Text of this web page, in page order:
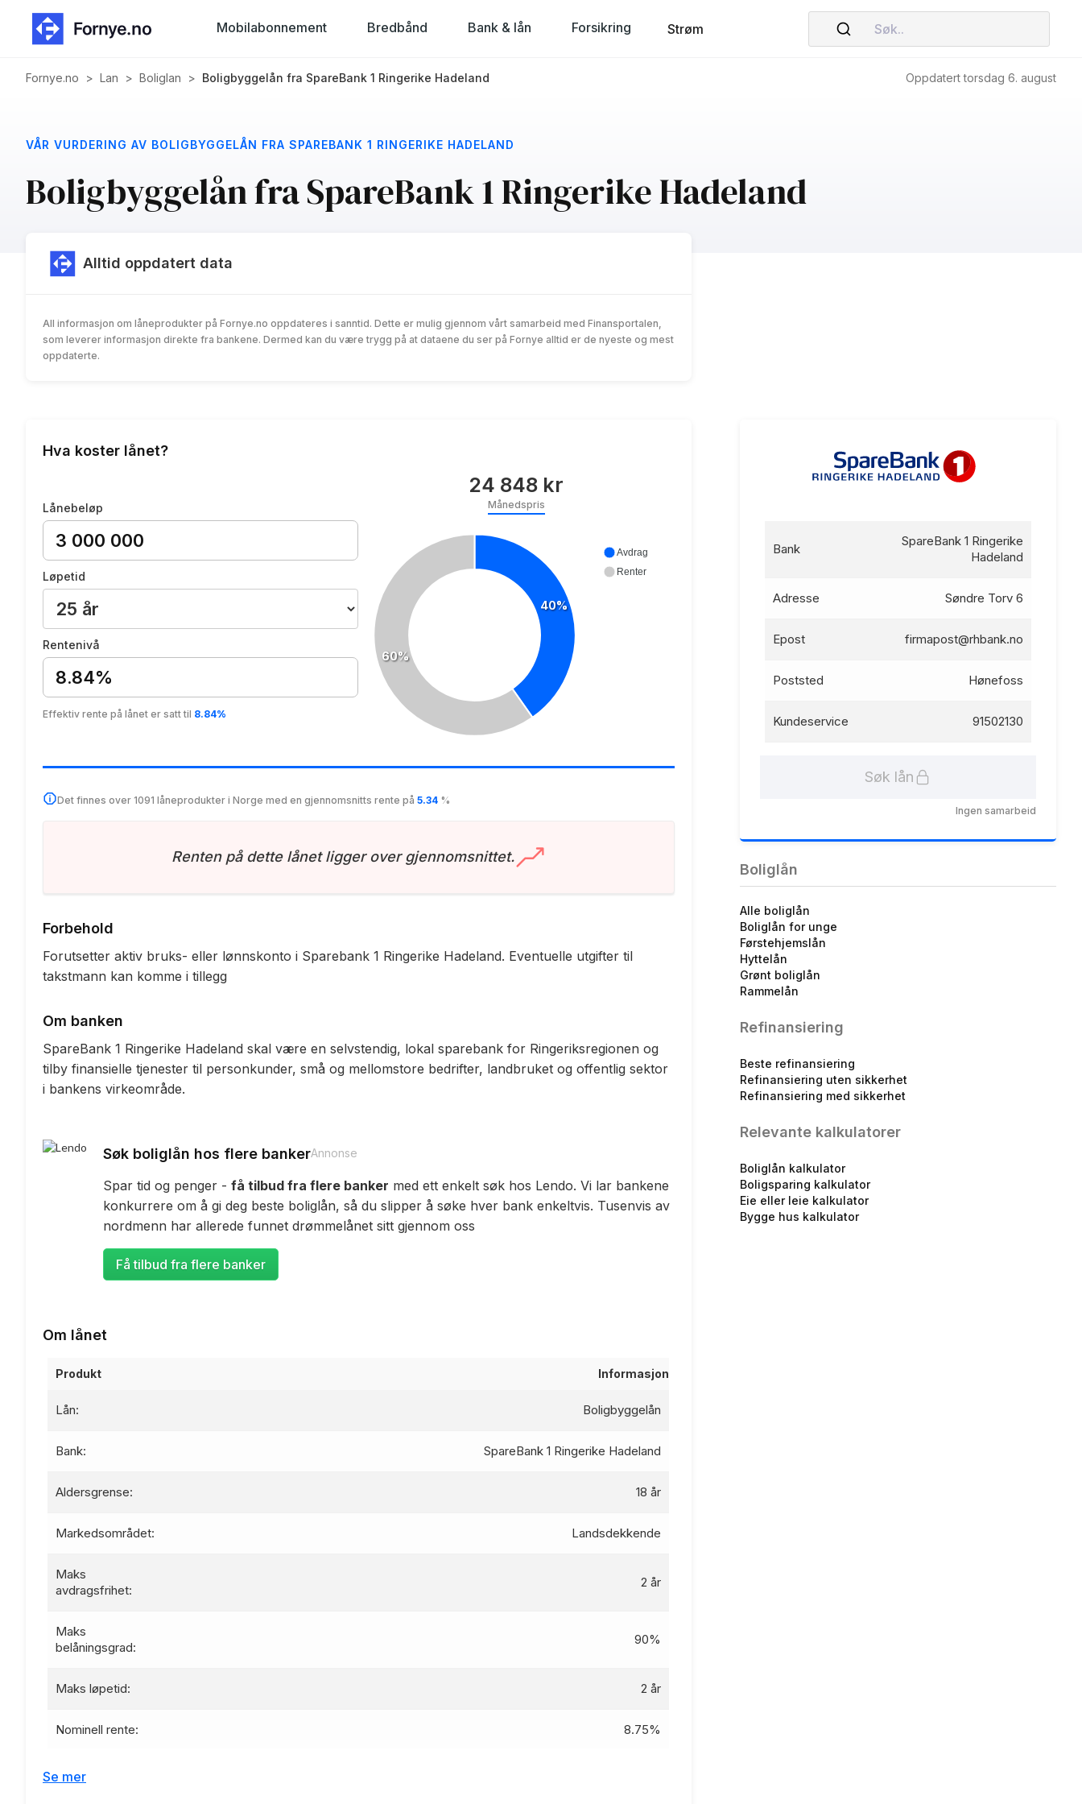
Mobilabonnement Bredbånd Bank & lån Forsikring Strøm Søk..
Fornye.no > Lan > Boliglan > Boligbyggelån fra SpareBank 1 Ringerike Hadeland Oppdatert torsdag 6. august
VÅR VURDERING AV BOLIGBYGGELÅN FRA SPAREBANK 1 RINGERIKE HADELAND
Boligbyggelån fra SpareBank 1 Ringerike Hadeland
Alltid oppdatert data
All informasjon om låneprodukter på Fornye.no oppdateres i sanntid. Dette er mulig gjennom vårt samarbeid med Finansportalen,
som leverer informasjon direkte fra bankene. Dermed kan du være trygg på at dataene du ser på Fornye alltid er de nyeste og mest
oppdaterte.
Hva koster lånet?
Lånebeløp
Løpetid
Rentenivå
8.84%
Effektiv rente på lånet er satt til 8.84%
24 848 kr
Månedspris
40%
60%
Avdrag
Renter
Det finnes over 1091 låneprodukter i Norge med en gjennomsnitts rente på 5.34 %
Renten på dette lånet ligger over gjennomsnittet.
Forbehold
Forutsetter aktiv bruks- eller lønnskonto i Sparebank 1 Ringerike Hadeland. Eventuelle utgifter til
takstmann kan komme i tillegg
Om banken
SpareBank 1 Ringerike Hadeland skal være en selvstendig, lokal sparebank for Ringeriksregionen og
tilby finansielle tjenester til personkunder, små og mellomstore bedrifter, landbruket og offentlig sektor
i bankens virkeområde.
Søk boliglån hos flere bankerAnnonse
Spar tid og penger -få tilbud fra flere banker med ett enkelt søk hos Lendo. Vi lar bankene
konkurrere om å gi deg beste boliglån, så du slipper å søke hver bank enkeltvis. Tusenvis av
nordmenn har allerede funnet drømmelånet sitt gjennom oss
Få tilbud fra flere banker
Om lånet
Produkt Informasjon
Lån: Boligbyggelån
Bank: SpareBank 1 Ringerike Hadeland
Aldersgrense: 18 år
Markedsområdet: Landsdekkende
Maks
avdragsfrihet:
2 år
Maks
belåningsgrad:
90%
Maks løpetid: 2 år
Nominell rente: 8.75%
Se mer
Bank
SpareBank 1 Ringerike
Hadeland
Adresse Søndre Torv 6
Epost firmapost@rhbank.no
Poststed Hønefoss
Kundeservice 91502130
Søk lån
Ingen samarbeid
Boliglån
Alle boliglån
Boliglån for unge
Førstehjemslån
Hyttelån
Grønt boliglån
Rammelån
Refinansiering
Beste refinansiering
Refinansiering uten sikkerhet
Refinansiering med sikkerhet
Relevante kalkulatorer
Boliglån kalkulator
Boligsparing kalkulator
Eie eller leie kalkulator
Bygge hus kalkulator